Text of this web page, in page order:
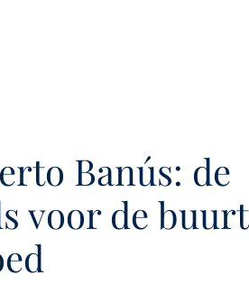
Banús: de
voor de buurt